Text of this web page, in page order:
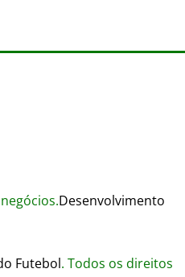
Desenvolvimento
Futebol. Todos os direitos